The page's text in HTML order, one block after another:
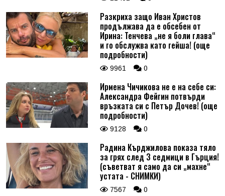
Разкриха защо Иван Христов
продължава да е обсебен от
Ирина: Тенчева „не я боли глава“
и го обслужва като гейша! (още
подробности)
9961 0
Ирмена Чичикова не е на себе си:
Александра Фейгин потвърди
връзката си с Петър Дочев! (още
подробности)
9128 0
Радина Кърджилова показа тяло
за грях след 3 седмици в Гърция!
(съветват я само да си „махне“
устата - СНИМКИ)
7567 0